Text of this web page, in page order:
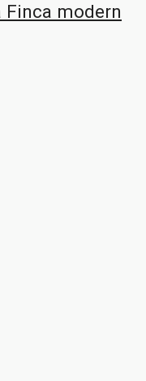
Finca modern